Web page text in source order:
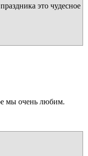
это чудесное
мы очень любим.